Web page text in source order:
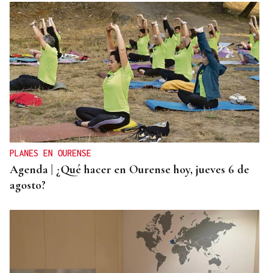
ACCIDENTE DE TRÁFICO
Mueren dos personas tras chocar su furgoneta
contra una camión de conservación en la A-6 en
Lugo
PLANES EN OURENSE
Agenda | ¿Qué hacer en Ourense hoy, jueves 6 de
agosto?